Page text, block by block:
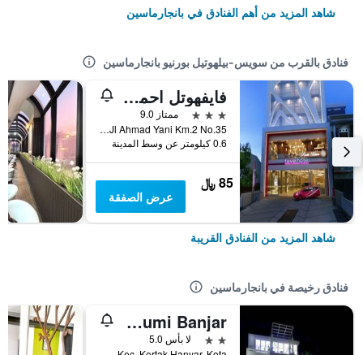
شاهد المزيد من أهم الفنادق في بانجارماسين
فنادق بالقرب من سويس-بيلهوتيل بورنيو بانجارماسين
فايفهوتل احمد ياني باجرماسين
3 نجوم
ممتاز 9.0
Jl Ahmad Yani Km.2 No.35, بانجارماسين, إندونيسيا
0.6 كيلومتر عن وسط المدينة
85 ﷼
عرض الصفقة
شاهد المزيد من الفنادق القريبة
فنادق رخيصة في بانجارماسين
Hotel Bumi Banjar
2 نجمتين
لا بأس 5.0